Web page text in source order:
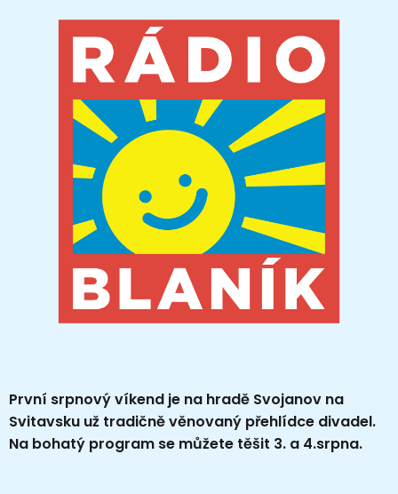
První srpnový víkend je na hradě Svojanov na
Svitavsku už tradičně věnovaný přehlídce divadel.
Na bohatý program se můžete těšit 3. a 4.srpna.